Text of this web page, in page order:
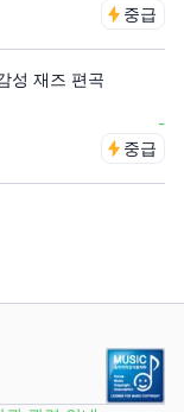
중급
성 재즈 편곡
-
중급